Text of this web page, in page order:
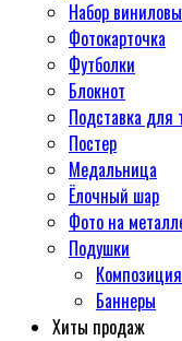
Набор
Фотокарточка
Футболки
Блокнот
Подставка для
Постер
Медальница
Ёлочный шар
Фото на
Подушки
Баннеры
Хиты продаж